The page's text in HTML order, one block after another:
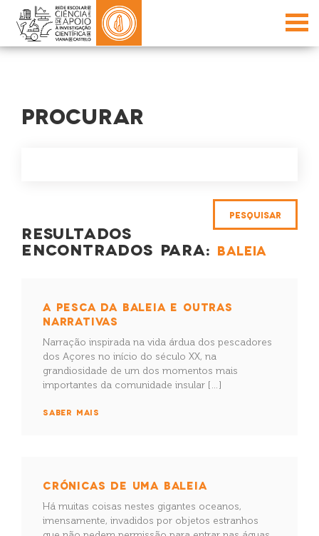
PROCURAR
RESULTADOS
ENCONTRADOS PARA: BALEIA
A PESCA DA BALEIA E OUTRAS
NARRATIVAS
Narração inspirada na vida árdua dos pescadores
dos Açores no início do século XX, na
grandiosidade de um dos momentos mais
importantes da comunidade insular […]
SABER MAIS
CRÓNICAS DE UMA BALEIA
Há muitas coisas nestes gigantes oceanos,
imensamente, invadidos por objetos estranhos